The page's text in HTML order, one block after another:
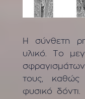
Η σύνθετη
υλικό. Το
τους,
φυσικό δόντι.